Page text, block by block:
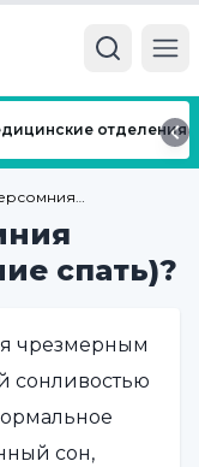
отделения
спать)?
чрезмерным
сонливостью
сон,